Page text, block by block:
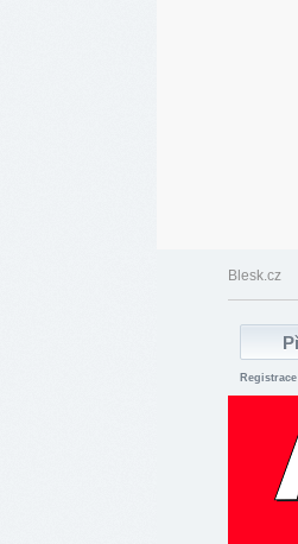
Blesk.cz
Registrace